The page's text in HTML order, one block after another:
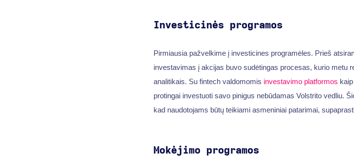
Investicinės programos
Pirmiausia pažvelkime į investicines programėles. Prieš
investavimas į akcijas buvo sudėtingas procesas, kurio metu
analitikais. Su fintech valdomomis investavimo platformos
protingai investuoti savo pinigus nebūdamas Volstrito vedliu.
kad naudotojams būtų teikiami asmeniniai patarimai,
Mokėjimo programos